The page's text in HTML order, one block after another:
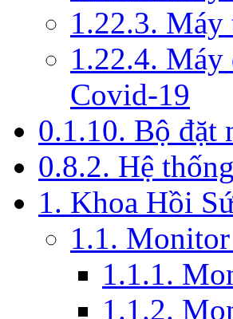
1.22.3. Máy
1.22.4.
Covid-19
0.1.10. Bộ đặt
0.8.2. Hệ
1. Khoa Hồi
1.1.
1.1.1.
1.1.2.